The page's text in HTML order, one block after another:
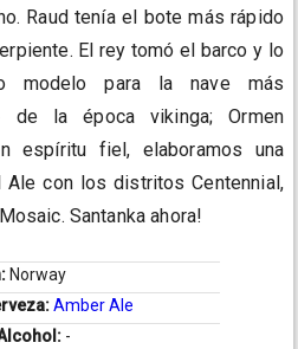
Raud tenía el bote más rápido
El rey tomó el barco y lo
modelo para la nave más
de la época vikinga; Ormen
espíritu fiel, elaboramos una
Ale con los distritos Centennial,
Santanka ahora!
Norway
Amber Ale
-